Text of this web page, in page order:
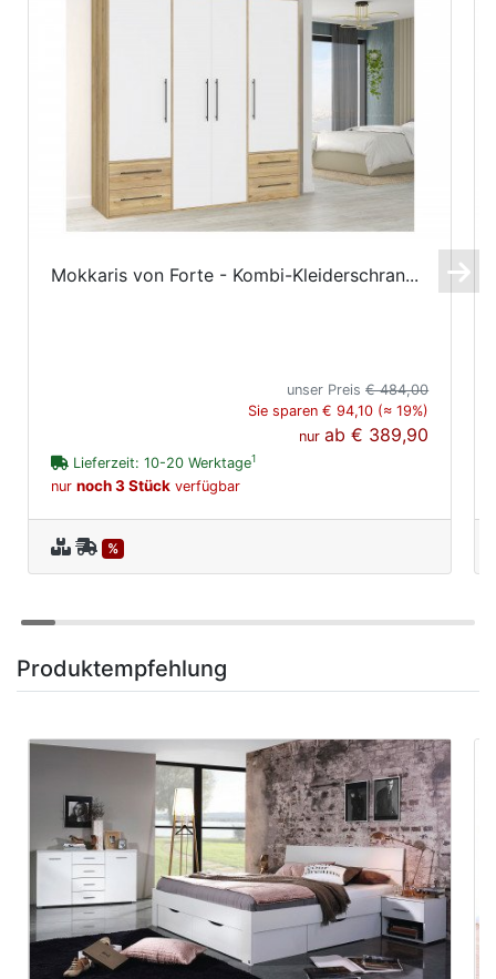
Mokkaris von Forte - Kombi-Kleiderschran...
unser Preis€ 484,00
Sie sparen € 94,10 (≈ 19%)
nurab€ 389,90
Lieferzeit: 10-20 Werktage1
nur noch 3 Stück verfügbar
%
Produktempfehlung